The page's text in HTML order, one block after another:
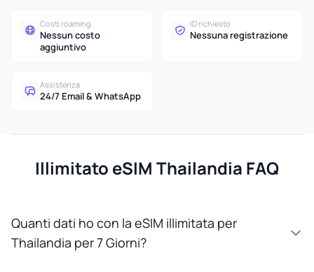
Costi roaming
Nessun costo
aggiuntivo
ID richiesto
Nessuna registrazione
Assistenza
24/7 Email & WhatsApp
Illimitato eSIM Thailandia FAQ
Quanti dati ho con la eSIM illimitata per
Thailandia per 7 Giorni?